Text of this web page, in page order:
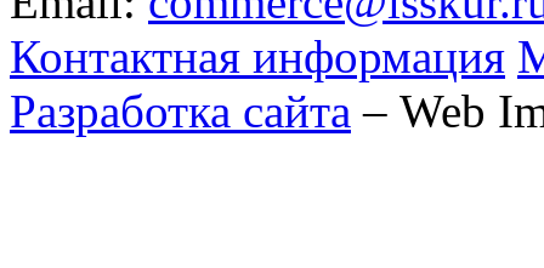
Контактная информация
Разработка сайта – Web